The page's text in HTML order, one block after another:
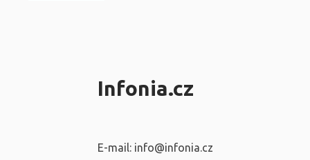
Infonia.cz
E-mail: info@infonia.cz